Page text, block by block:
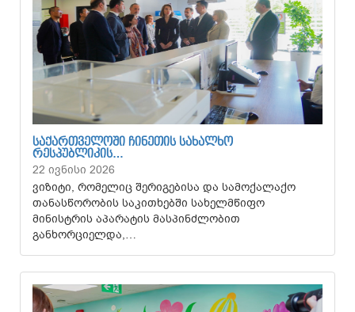
ᲡᲐᲥᲐᲠᲗᲕᲔᲚᲝᲨᲘ ᲩᲘᲜᲔᲗᲘᲡ ᲡᲐᲮᲐᲚᲮᲝ
ᲠᲔᲡᲞᲣᲑᲚᲘᲙᲘᲡ…
22 ივნისი 2026
ვიზიტი, რომელიც შერიგებისა და სამოქალაქო
თანასწორობის საკითხებში სახელმწიფო
მინისტრის აპარატის მასპინძლობით
განხორციელდა,…